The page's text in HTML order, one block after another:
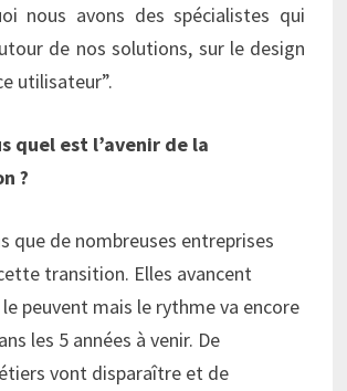
nous avons des spécialistes qui
de nos solutions, sur le design
utilisateur”.
quel est l’avenir de la
?
que de nombreuses entreprises
transition. Elles avancent
peuvent mais le rythme va encore
les 5 années à venir. De
vont disparaître et de